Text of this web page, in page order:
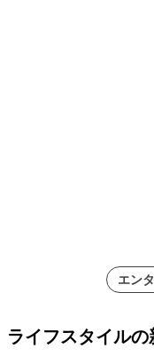
エン
ライフスタイルの